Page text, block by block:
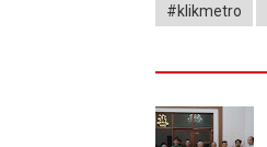
#klikmetro